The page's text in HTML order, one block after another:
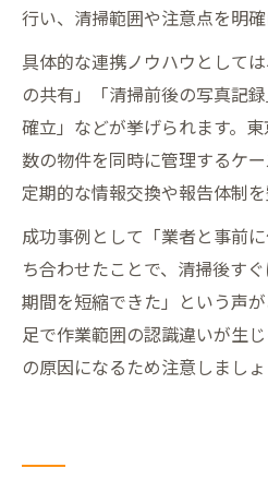
行い、清掃範囲や注意点を明確
具体的な連携ノウハウとして
の共有」「清掃前後の写真記
確立」などが挙げられます。
数の物件を同時に管理するケ
定期的な情報交換や報告体制を
成功事例として「業者と事前
ち合わせたことで、清掃後す
期間を短縮できた」という声
足で作業範囲の認識違いが生
の原因になるため注意しましょ